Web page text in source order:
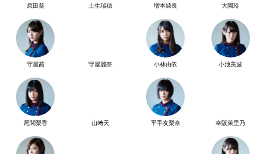
原田葵 土生瑞穂 増本綺良 大園玲
守屋茜 守屋麗奈 小林由依 小池美波
尾関梨香 山﨑天 平手友梨奈 幸阪茉里乃